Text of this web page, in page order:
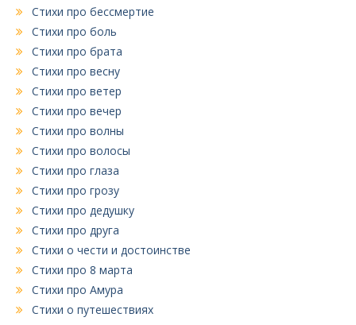
Стихи про бессмертие
Стихи про боль
Стихи про брата
Стихи про весну
Стихи про ветер
Стихи про вечер
Стихи про волны
Стихи про волосы
Стихи про глаза
Стихи про грозу
Стихи про дедушку
Стихи про друга
Стихи о чести и достоинстве
Стихи про 8 марта
Стихи про Амура
Стихи о путешествиях